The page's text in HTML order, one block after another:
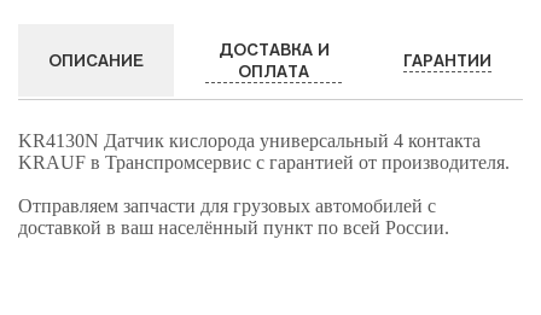
ОПИСАНИЕ
ДОСТАВКА И
ОПЛАТА
ГАРАНТИИ
KR4130N Датчик кислорода универсальный 4 контакта
KRAUF в Транспромсервис с гарантией от производителя.
Отправляем запчасти для грузовых автомобилей с
доставкой в ваш населённый пункт по всей России.